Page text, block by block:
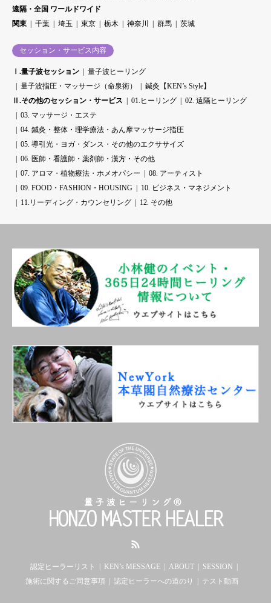
遠隔・全国 ワールドワイド
関東
千葉 埼玉 東京 栃木 神奈川 群馬 茨城
セッション・サービス内容
Ⅰ.量子波セッション
量子波ヒーリング
量子波指圧・マッサージ（命泉術）
鍼灸【KEN’s Style】
Ⅱ.その他のセッション・サービス
01.ヒーリング
02. 遠隔ヒーリング
03. マッサージ・エステ
04. 鍼灸・整体・理学療法・あん摩マッサージ指圧
05. 導引光・ヨガ・ダンス・その他のエクササイズ
06. 医師・看護師・薬剤師・漢方・その他
07. アロマ・植物療法・ホメオパシー
08. アーティスト
09. FOOD・FASHION・HOUSING
10. ビジネス・マネジメント
11.リーディング・カウンセリング
12. その他
認定ヒーラーリスト KEN’s MESSAGE ABOUT
SESSION
施術に関するご同意事項
認定ヒーラーへの道のり テスト動画